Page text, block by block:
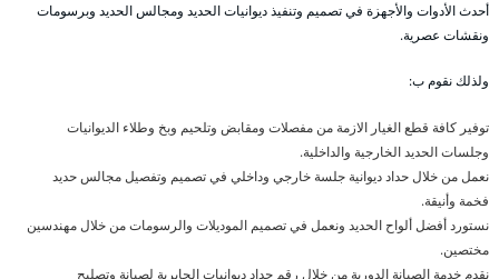
أحدث الأدوات والأجهزة في تصميم وتنفيذ ديوانيات الحديد ومجالس الحديد وبرسومات
ونقشات عصرية.
ولذلك نقوم ب:
توفير كافة قطع الغيار الازمة من مفصلات ومقابض وتلحيم وبخ وطلاء الديوانيات
وجلسات الحديد الخارجية والداخلية.
نعمل من خلال حداد ديوانية جلسة خارجي وداخلي في تصميم وتفصيل مجالس حديد
فخمة وأنيقة.
نستورد أفضل ألواح الحديد ونعمل في تصميم الموديلات والرسومات من خلال مهندسين
مختصين.
نقدم خدمة الصيانة الدورية من خلال رقم حداد ديوانيات الجابرية لصيانة وتصليح